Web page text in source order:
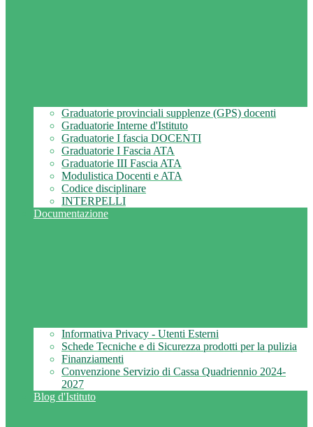
Graduatorie provinciali supplenze (GPS) docenti
Graduatorie Interne d'Istituto
Graduatorie I fascia DOCENTI
Graduatorie I Fascia ATA
Graduatorie III Fascia ATA
Modulistica Docenti e ATA
Codice disciplinare
INTERPELLI
Documentazione
Informativa Privacy - Utenti Esterni
Schede Tecniche e di Sicurezza prodotti per la pulizia
Finanziamenti
Convenzione Servizio di Cassa Quadriennio 2024-
2027
Blog d'Istituto